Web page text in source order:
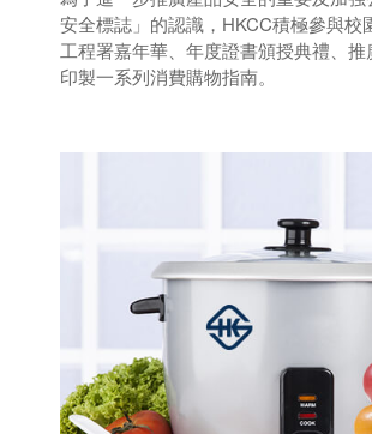
安全標誌」的認識，HKCC積極參與校
工程署嘉年華、年度證書頒授典禮、推
印製一系列消費購物指南。